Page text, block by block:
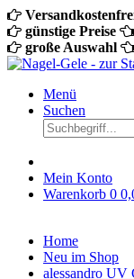
günstige Preise
große Auswahl
Menü
Suchen
Mein Konto
Warenkorb 0
Home
Neu im Shop
alessandro UV